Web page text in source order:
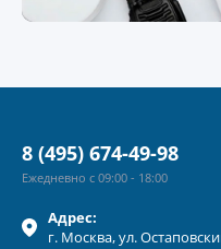
Адрес:
г. Москва, ул.
8 (495) 674-49-98
Ежедневно с 09:00 - 18:00